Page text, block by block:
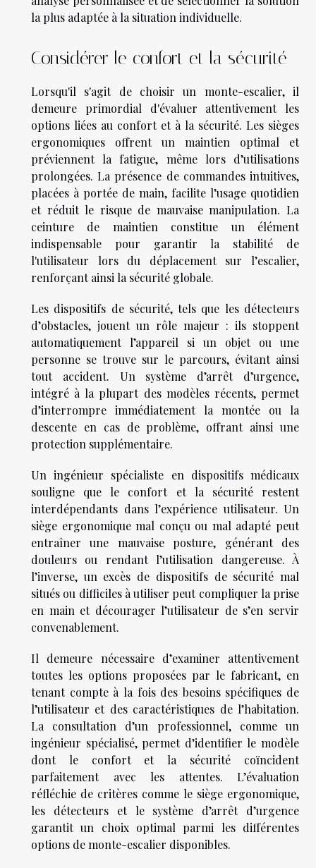
la plus adaptée à la situation individuelle.
Considérer le confort et la sécurité
Lorsqu'il s'agit de choisir un monte-escalier, il
demeure primordial d'évaluer attentivement les
options liées au confort et à la sécurité. Les sièges
ergonomiques offrent un maintien optimal et
préviennent la fatigue, même lors d’utilisations
prolongées. La présence de commandes intuitives,
placées à portée de main, facilite l’usage quotidien
et réduit le risque de mauvaise manipulation. La
ceinture de maintien constitue un élément
indispensable pour garantir la stabilité de
l'utilisateur lors du déplacement sur l’escalier,
renforçant ainsi la sécurité globale.
Les dispositifs de sécurité, tels que les détecteurs
d’obstacles, jouent un rôle majeur : ils stoppent
automatiquement l’appareil si un objet ou une
personne se trouve sur le parcours, évitant ainsi
tout accident. Un système d’arrêt d’urgence,
intégré à la plupart des modèles récents, permet
d’interrompre immédiatement la montée ou la
descente en cas de problème, offrant ainsi une
protection supplémentaire.
Un ingénieur spécialiste en dispositifs médicaux
souligne que le confort et la sécurité restent
interdépendants dans l’expérience utilisateur. Un
siège ergonomique mal conçu ou mal adapté peut
entraîner une mauvaise posture, générant des
douleurs ou rendant l’utilisation dangereuse. À
l’inverse, un excès de dispositifs de sécurité mal
situés ou difficiles à utiliser peut compliquer la prise
en main et décourager l’utilisateur de s’en servir
convenablement.
Il demeure nécessaire d’examiner attentivement
toutes les options proposées par le fabricant, en
tenant compte à la fois des besoins spécifiques de
l’utilisateur et des caractéristiques de l’habitation.
La consultation d’un professionnel, comme un
ingénieur spécialisé, permet d’identifier le modèle
dont le confort et la sécurité coïncident
parfaitement avec les attentes. L’évaluation
réfléchie de critères comme le siège ergonomique,
les détecteurs et le système d’arrêt d’urgence
garantit un choix optimal parmi les différentes
options de monte-escalier disponibles.